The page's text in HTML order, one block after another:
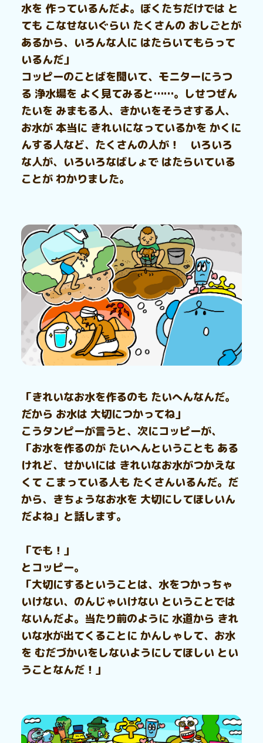
水を 作っているんだよ。ぼくたちだけでは と
ても こなせないぐらい たくさんの おしごとが
あるから、いろんな人に はたらいてもらって
いるんだ」
コッピーのことばを聞いて、モニターにうつ
る 浄水場を よく見てみると……。しせつぜん
たいを みまもる人、きかいをそうさする人、
お水が 本当に きれいになっているかを かくに
んする人など、たくさんの人が！ いろいろ
な人が、いろいろなばしょで はたらいている
ことが わかりました。
「きれいなお水を作るのも たいへんなんだ。
だから お水は 大切につかってね」
こうタンピーが言うと、次にコッピーが、
「お水を作るのが たいへんということも ある
けれど、せかいには きれいなお水がつかえな
くて こまっている人も たくさんいるんだ。だ
から、きちょうなお水を 大切にしてほしいん
だよね」と話します。
「でも！」
とコッピー。
「大切にするということは、水をつかっちゃ
いけない、のんじゃいけない ということでは
ないんだよ。当たり前のように 水道から きれ
いな水が出てくることに かんしゃして、お水
を むだづかいをしないようにしてほしい とい
うことなんだ！」